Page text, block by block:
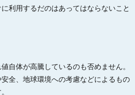
利用するだのはあってはならないこと
自体が高騰しているのも否めません。
全、地球環境への考慮などによるもの